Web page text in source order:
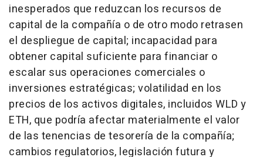
inesperados que reduzcan los recursos de
capital de la compañía o de otro modo retrasen
el despliegue de capital; incapacidad para
obtener capital suficiente para financiar o
escalar sus operaciones comerciales o
inversiones estratégicas; volatilidad en los
precios de los activos digitales, incluidos WLD y
ETH, que podría afectar materialmente el valor
de las tenencias de tesorería de la compañía;
cambios regulatorios, legislación futura y